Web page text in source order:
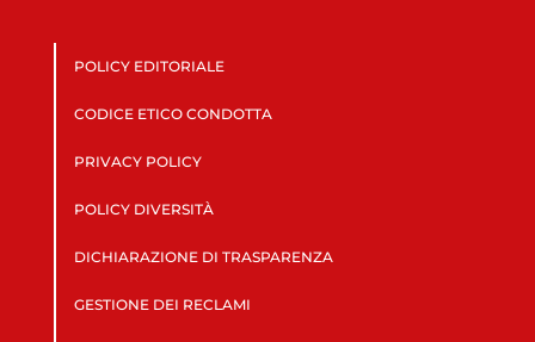
POLICY EDITORIALE
CODICE ETICO CONDOTTA
PRIVACY POLICY
POLICY DIVERSITÀ
DICHIARAZIONE DI TRASPARENZA
GESTIONE DEI RECLAMI